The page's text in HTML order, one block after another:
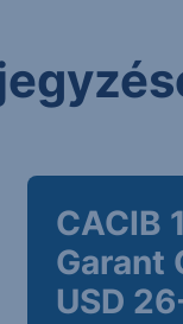
CACIB
Garant
USD